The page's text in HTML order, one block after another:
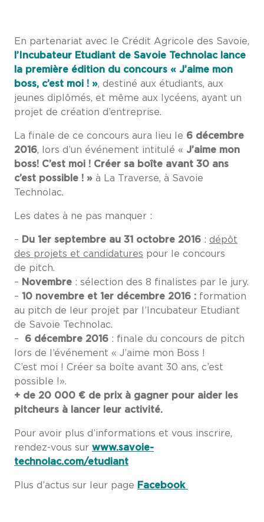
En partenariat avec le Crédit Agricole des Savoie,
l’Incubateur Etudiant de Savoie Technolac lance
la première édition du concours « J’aime mon
boss, c’est moi ! », destiné aux étudiants, aux
jeunes diplômés, et même aux lycéens, ayant un
projet de création d’entreprise.
La finale de ce concours aura lieu le 6 décembre
2016, lors d’un événement intitulé « J’aime mon
boss! C’est moi ! Créer sa boîte avant 30 ans
c’est possible ! » à La Traverse, à Savoie
Technolac.
Les dates à ne pas manquer :
– Du 1er septembre au 31 octobre 2016 : dépôt
des projets et candidatures pour le concours
de pitch.
– Novembre : sélection des 8 finalistes par le jury.
– 10 novembre et 1er décembre 2016 : formation
au pitch de leur projet par l’Incubateur Etudiant
de Savoie Technolac.
– 6 décembre 2016 : finale du concours de pitch
lors de l’événement « J’aime mon Boss !
C’est moi ! Créer sa boîte avant 30 ans, c’est
possible !».
+ de 20 000 € de prix à gagner pour aider les
pitcheurs à lancer leur activité.
Pour avoir plus d’informations et vous inscrire,
rendez-vous sur www.savoie-
technolac.com/etudiant
Plus d’actus sur leur page Facebook